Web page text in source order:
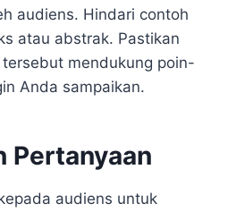
audiens. Hindari contoh
atau abstrak. Pastikan
mendukung poin-
Anda sampaikan.
Pertanyaan
audiens untuk